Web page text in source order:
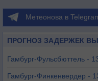
Метеонова в
ПРОГНОЗ ЗАДЕРЖЕК
Гамбург-Фульсбюттель -
Гамбург-Финкенвердер -